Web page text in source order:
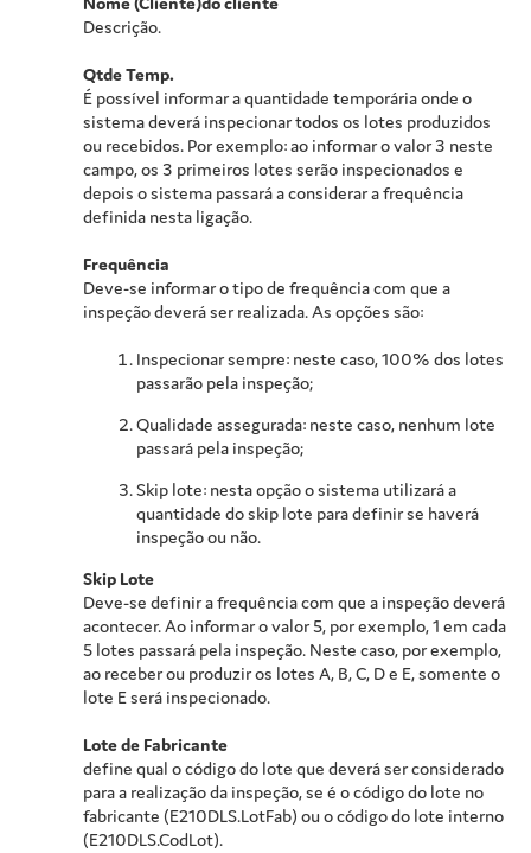
Descrição.
Qtde Temp.
É possível informar a quantidade temporária onde o
sistema deverá inspecionar todos os lotes produzidos
ou recebidos. Por exemplo: ao informar o valor 3 neste
campo, os 3 primeiros lotes serão inspecionados e
depois o sistema passará a considerar a frequência
definida nesta ligação.
Frequência
Deve-se informar o tipo de frequência com que a
inspeção deverá ser realizada. As opções são:
Inspecionar sempre: neste caso, 100% dos lotes
passarão pela inspeção;
Qualidade assegurada: neste caso, nenhum lote
passará pela inspeção;
Skip lote: nesta opção o sistema utilizará a
quantidade do skip lote para definir se haverá
inspeção ou não.
Skip Lote
Deve-se definir a frequência com que a inspeção deverá
acontecer. Ao informar o valor 5, por exemplo, 1 em cada
5 lotes passará pela inspeção. Neste caso, por exemplo,
ao receber ou produzir os lotes A, B, C, D e E, somente o
lote E será inspecionado.
Lote de Fabricante
define qual o código do lote que deverá ser considerado
para a realização da inspeção, se é o código do lote no
fabricante (E210DLS.LotFab) ou o código do lote interno
(E210DLS.CodLot).